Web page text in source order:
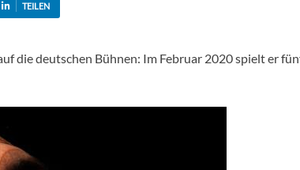
TEILEN
die deutschen Bühnen: Im Februar 2020 spielt er